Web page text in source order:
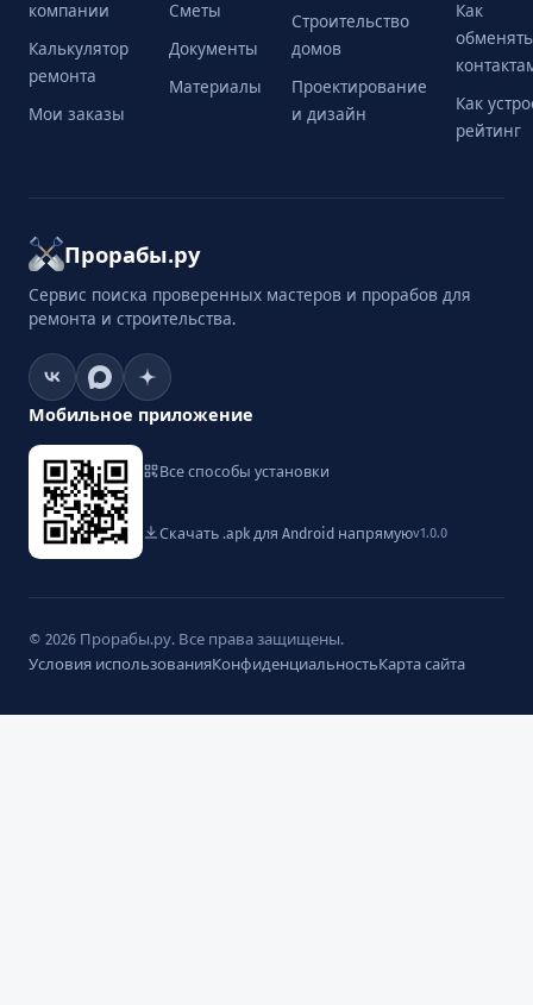
компании
Калькулятор
ремонта
Мои заказы
Сметы
Документы
Материалы
Строительство
домов
Проектирование
и дизайн
Как
Как
рейтинг
Прорабы.ру
Сервис поиска проверенных мастеров и прорабов для
ремонта и строительства.
Мобильное приложение
Все способы установки
Скачать .apk для Android напрямуюv1.0.0
© 2026 Прорабы.ру. Все права защищены.
Условия использованияКонфиденциальностьКарта сайта